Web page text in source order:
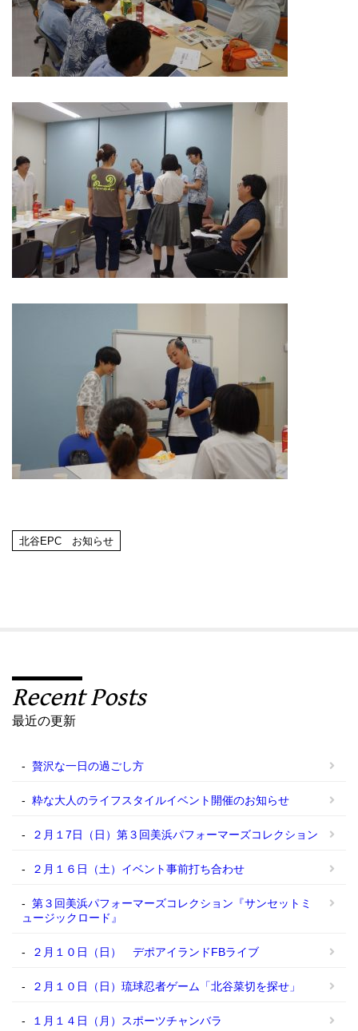
北谷EPC お知らせ
Recent Posts
最近の更新
贅沢な一日の過ごし方
粋な大人のライフスタイルイベント開催のお知らせ
２月１7日（日）第３回美浜パフォーマーズコレクション
２月１６日（土）イベント事前打ち合わせ
第３回美浜パフォーマーズコレクション『サンセットミ
ュージックロード』
２月１０日（日） デポアイランドFBライブ
２月１０日（日）琉球忍者ゲーム「北谷菜切を探せ」
１月１４日（月）スポーツチャンバラ